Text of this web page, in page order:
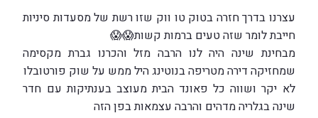
עצרנו בדרך חזרה בטוק טו ווק שזו רשת של מסעדות סיניות
חייבת לומר שזה טעים ברמות קשות😱
😱
מבחינת שינה היה לנו הרבה מזל והכרנו גברת מקסימה
שמחזיקה דירה מטריפה בנוטינג היל ממש על שוק פורטובלו
לא יקר ושווה כל פאונד הבית מעוצב בענתיקות עם חדר
שינה בגלריה מדהים והרבה עצמאות בפן הזה